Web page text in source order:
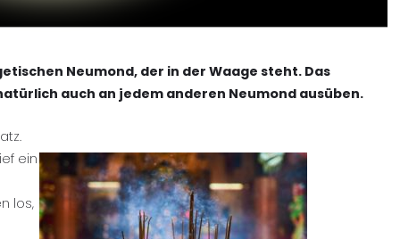
Neumond, der in der Waage steht. Das
auch an jedem anderen Neumond ausüben.
ein
los,